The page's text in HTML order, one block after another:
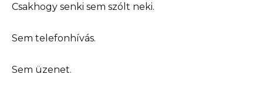
Csakhogy senki sem szólt neki.
Sem telefonhívás.
Sem üzenet.